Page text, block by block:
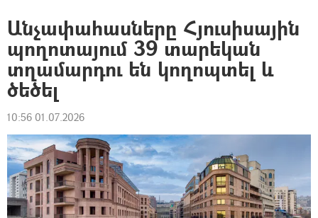
Անչափահասները Հյուսիսային
պողոտայում 39 տարեկան
տղամարդու են կողոպտել և
ծեծել
10:56 01.07.2026